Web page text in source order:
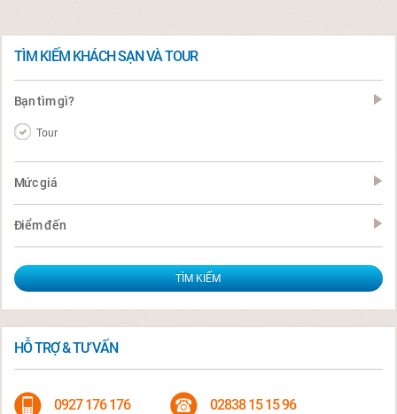
TÌM KIẾM KHÁCH SẠN VÀ TOUR
Bạn tìm gì?
Tour
Mức giá
Điểm đến
HỖ TRỢ & TƯ VẤN
0927 176 176 02838 15 15 96